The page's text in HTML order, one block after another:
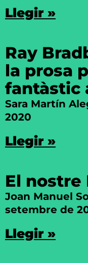
Llegir »
Ray
la prosa
fantàstic
Sara Martín
2020
Llegir »
El nostre
Joan Manuel
setembre de
Llegir »